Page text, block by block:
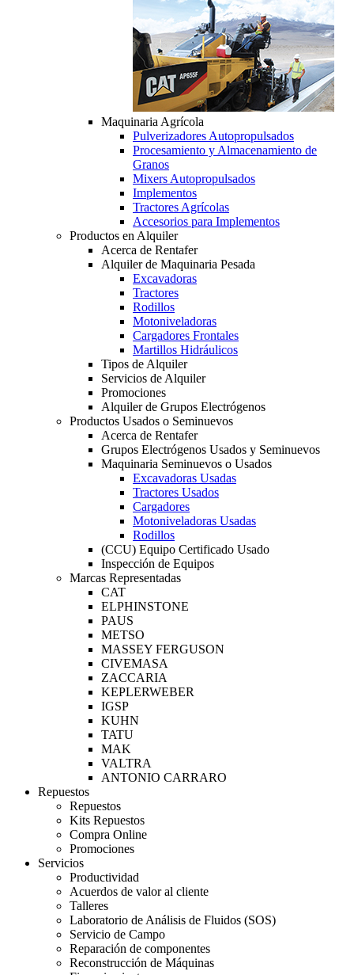
Maquinaria Agrícola
Pulverizadores Autopropulsados
Procesamiento y Almacenamiento de
Granos
Mixers Autopropulsados
Implementos
Tractores Agrícolas
Accesorios para Implementos
Productos en Alquiler
Acerca de Rentafer
Alquiler de Maquinaria Pesada
Excavadoras
Tractores
Rodillos
Motoniveladoras
Cargadores Frontales
Martillos Hidráulicos
Tipos de Alquiler
Servicios de Alquiler
Promociones
Alquiler de Grupos Electrógenos
Productos Usados o Seminuevos
Acerca de Rentafer
Grupos Electrógenos Usados y Seminuevos
Maquinaria Seminuevos o Usados
Excavadoras Usadas
Tractores Usados
Cargadores
Motoniveladoras Usadas
Rodillos
(CCU) Equipo Certificado Usado
Inspección de Equipos
Marcas Representadas
CAT
ELPHINSTONE
PAUS
METSO
MASSEY FERGUSON
CIVEMASA
ZACCARIA
KEPLERWEBER
IGSP
KUHN
TATU
MAK
VALTRA
ANTONIO CARRARO
Repuestos
Repuestos
Kits Repuestos
Compra Online
Promociones
Servicios
Productividad
Acuerdos de valor al cliente
Talleres
Laboratorio de Análisis de Fluidos (SOS)
Servicio de Campo
Reparación de componentes
Reconstrucción de Máquinas